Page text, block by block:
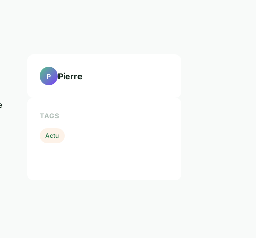
P Pierre
TAGS
Actu